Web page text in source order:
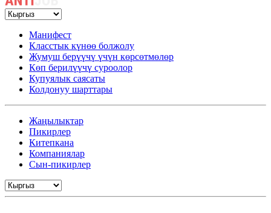
Манифест
Класстык күнөө болжолу
Жумуш берүүчү үчүн көрсөтмөлөр
Көп берилүүчү суроолор
Купуялык саясаты
Колдонуу шарттары
Жаңылыктар
Пикирлер
Китепкана
Компаниялар
Сын-пикирлер